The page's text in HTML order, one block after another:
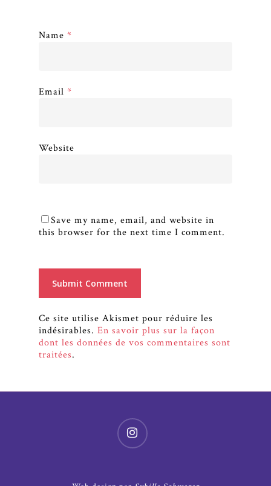
Name *
Email *
Website
Save my name, email, and website in
this browser for the next time I comment.
Ce site utilise Akismet pour réduire les
indésirables. En savoir plus sur la façon
dont les données de vos commentaires sont
traitées.